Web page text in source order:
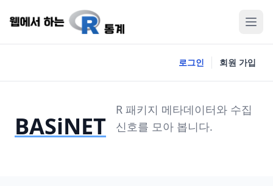
로그인 회원 가입
BASiNET
R 패키지 메타데이터와 수집
신호를 모아 봅니다.